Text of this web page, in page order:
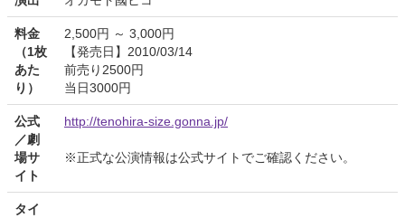
料金
（1枚
あた
り）
2,500円 ～ 3,000円
【発売日】2010/03/14
前売り2500円
当日3000円
公式
／劇
場サ
イト
http://tenohira-size.gonna.jp/
※正式な公演情報は公式サイトでご確認ください。
タイ